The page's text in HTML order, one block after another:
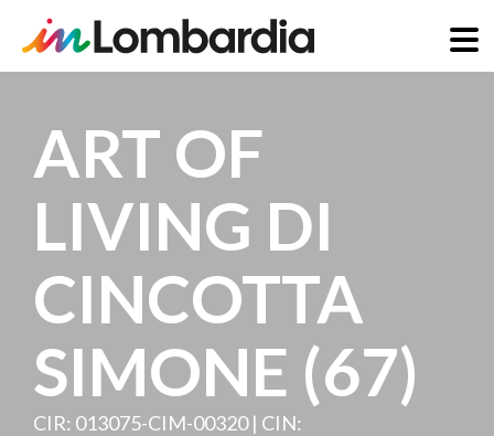
contenuto
principale
ART OF
LIVING DI
CINCOTTA
SIMONE (67)
CIR: 013075-CIM-00320 | CIN: